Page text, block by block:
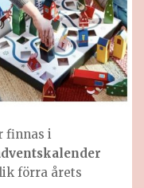
finnas i
förra årets